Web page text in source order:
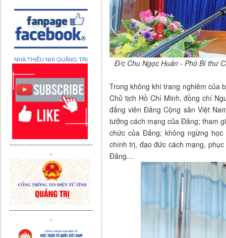
NHÀ THIẾU NHI QUẢNG TRỊ
---------------------------------
-
---------------------------------
-
Đ/c Chu Ngọc Huấn - Phó Bí thư
Trong không khí trang nghiêm của
Chủ tịch Hồ Chí Minh, đồng chí
đảng viên Đảng Cộng sản Việt
tưởng cách mạng của Đảng; tham
chức của Đảng; không ngừng
chính trị, đạo đức cách mạng,
Đảng…